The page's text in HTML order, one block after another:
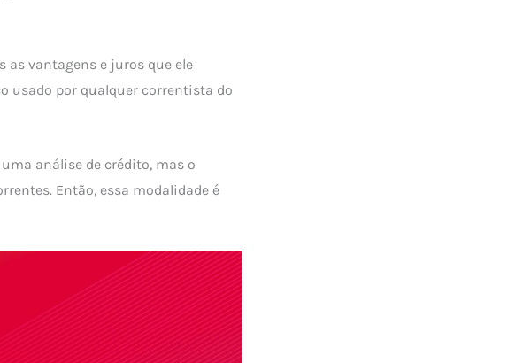
as vantagens e juros que ele
usado por qualquer correntista do
análise de crédito, mas o
Então, essa modalidade é